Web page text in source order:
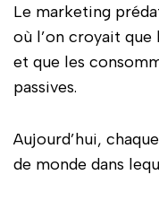
Le marketing
où l’on croyait que
et que les
passives.
Aujourd’hui,
de monde dans